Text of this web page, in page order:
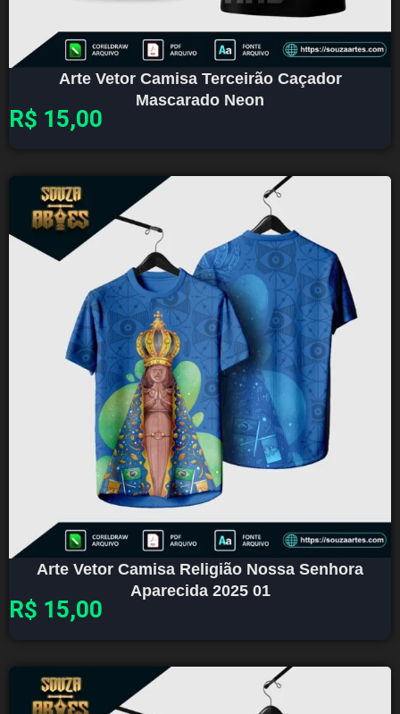
Arte Vetor Camisa Terceirão Caçador
Mascarado Neon
R$ 15,00
Arte Vetor Camisa Religião Nossa Senhora
Aparecida 2025 01
R$ 15,00